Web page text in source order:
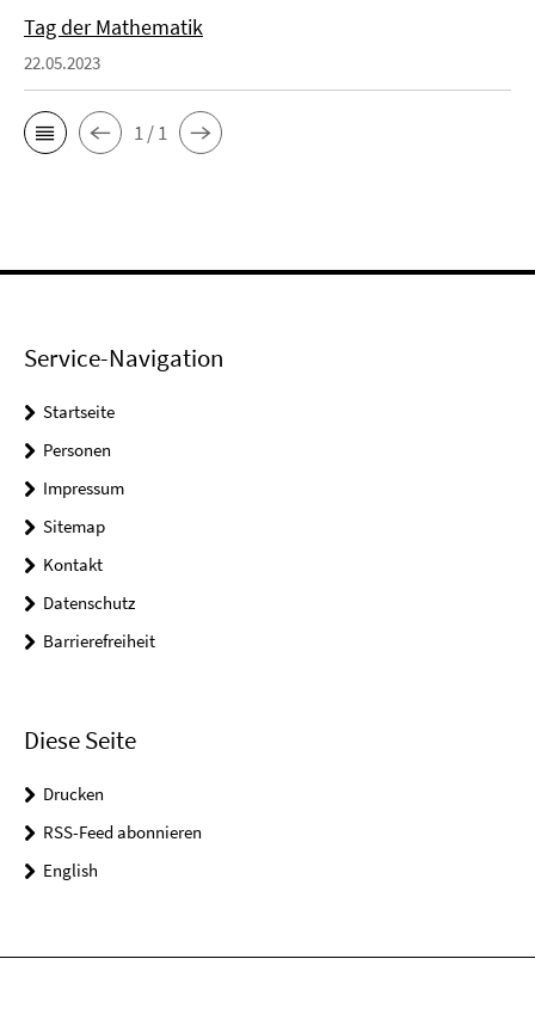
Tag der Mathematik
22.05.2023
1 / 1
Service-Navigation
Startseite
Personen
Impressum
Sitemap
Kontakt
Datenschutz
Barrierefreiheit
Diese Seite
Drucken
RSS-Feed abonnieren
English